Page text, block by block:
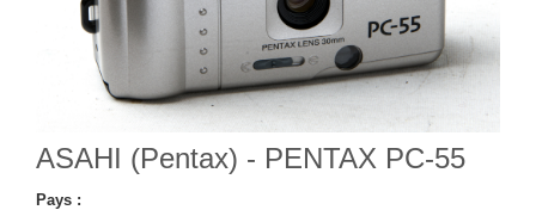
ASAHI (Pentax) - PENTAX PC-55
Pays :